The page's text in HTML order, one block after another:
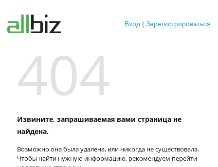
Вход | Зарегистрироваться
404
Извините, запрашиваемая вами страница не
найдена.
Возможно она была удалена, или никогда не существовала.
Чтобы найти нужную информацию, рекомендуем перейти